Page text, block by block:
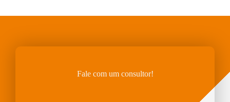
Fale com um consultor!